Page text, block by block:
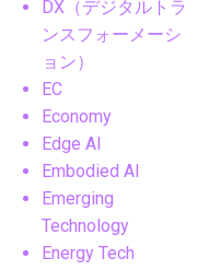
DX（デジタルトラ
ンスフォーメーシ
ョン）
EC
Economy
Edge AI
Embodied AI
Emerging
Technology
Energy Tech